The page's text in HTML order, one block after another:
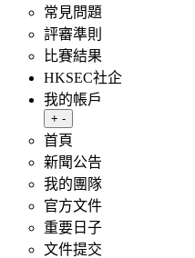
常見問題
評審準則
比賽結果
HKSEC社企
我的帳戶
Toggle submenu
+ -
首頁
新聞公告
我的團隊
官方文件
重要日子
文件提交